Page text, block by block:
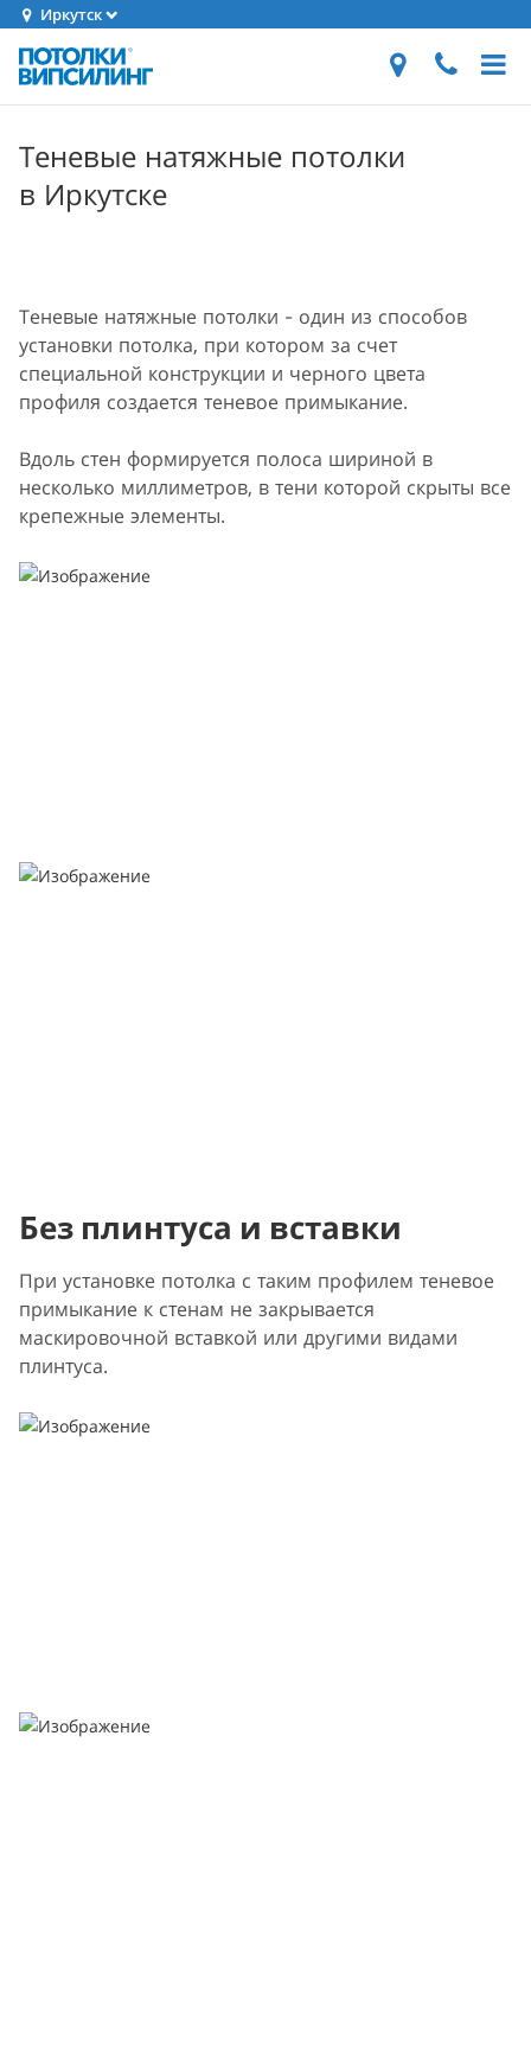
Иркутск
Теневые натяжные потолки
в Иркутске
Теневые натяжные потолки - один из способов
установки потолка, при котором за счет
специальной конструкции и черного цвета
профиля создается теневое примыкание.
Вдоль стен формируется полоса шириной в
несколько миллиметров, в тени которой скрыты все
крепежные элементы.
Без плинтуса и вставки
При установке потолка с таким профилем теневое
примыкание к стенам не закрывается
маскировочной вставкой или другими видами
плинтуса.